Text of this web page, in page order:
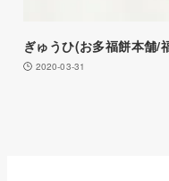
ぎゅうひ(お多福餅本舗/
2020-03-31